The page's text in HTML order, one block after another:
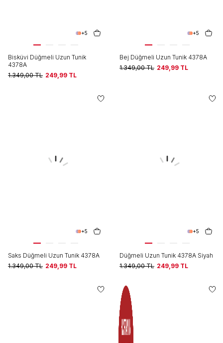
+5
Bisküvi Düğmeli Uzun Tunik
4378A
1.349,00TL 249,99 TL
+5
Bej Düğmeli Uzun Tunik 4378A
1.349,00TL 249,99 TL
+5
Saks Düğmeli Uzun Tunik 4378A
1.349,00TL 249,99 TL
+5
Düğmeli Uzun Tunik 4378A Siyah
1.349,00TL 249,99 TL